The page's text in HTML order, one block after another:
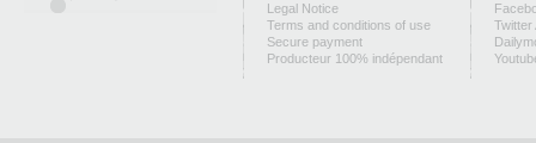
Legal Notice
Terms and conditions of use
Secure payment
Producteur 100% indépendant
Twitter